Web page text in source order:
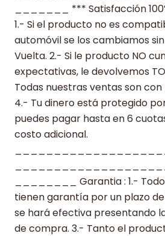
_______ *** Satisfacción
1.- Si el producto no es
automóvil se los cambiamos
Vuelta. 2.- Si le producto NO
expectativas, le devolvemos
Todas nuestras ventas son
4.- Tu dinero está protegido
puedes pagar hasta en 6
costo adicional.
________ Garantia : 1.-
tienen garantía por un plazo de
se hará efectiva presentando
de compra. 3.- Tanto el